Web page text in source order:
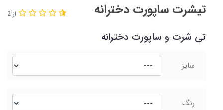
تیشرت ساپورت دخترانه از 2
تی شرت و ساپورت دخترانه
سایز
رنگ